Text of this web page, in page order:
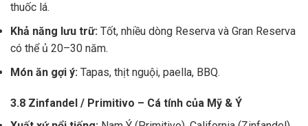
thuốc lá.
Khả năng lưu trữ: Tốt, nhiều dòng Reserva và Gran Reserva
có thể ủ 20–30 năm.
Món ăn gợi ý: Tapas, thịt nguội, paella, BBQ.
3.8 Zinfandel / Primitivo – Cá tính của Mỹ & Ý